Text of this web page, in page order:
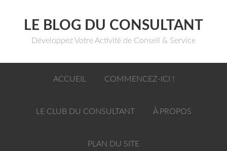
LE BLOG DU CONSULTANT
Développez Votre Activité de Conseil & Service
ACCUEIL COMMENCEZ-ICI !
LE CLUB DU CONSULTANT À PROPOS
PLAN DU SITE